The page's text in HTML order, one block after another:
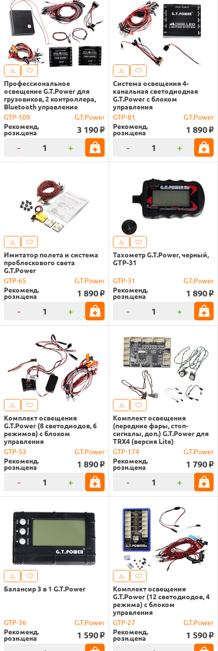
Профессиональное
освещение G.T.Power для
грузовиков, 2 контроллера,
Bluetooth управление
GTP-109
G.T.Power
Рекоменд.
розн.цена 3 190 o
- +
Система освещения 4-
канальная светодиодная
G.T.Power с блоком
управления
GTP-81
G.T.Power
Рекоменд.
розн.цена 1 890 o
- +
Имитатор полета и система
проблескового света
G.T.Power
GTP-65
G.T.Power
Рекоменд.
розн.цена 1 890 o
- +
Тахометр G.T.Power, черный,
GTP-31
GTP-31
G.T.Power
Рекоменд.
розн.цена 1 890 o
- +
Комплект освещения
G.T.Power (8 светодиодов, 6
режимов) с блоком
управления
GTP-53
G.T.Power
Рекоменд.
розн.цена 1 890 o
- +
Комплект освещения
(передние фары, стоп-
сигналы, доп.) G.T.Power для
TRX4 (версия Lite)
GTP-174
G.T.Power
Рекоменд.
розн.цена 1 790 o
- +
Балансир 3 в 1 G.T.Power
GTP-36
G.T.Power
Рекоменд.
розн.цена 1 590 o
Комплект освещения
G.T.Power (12 светодиодов, 4
режима) с блоком
управления
GTP-27
G.T.Power
Рекоменд.
розн.цена 1 590 o